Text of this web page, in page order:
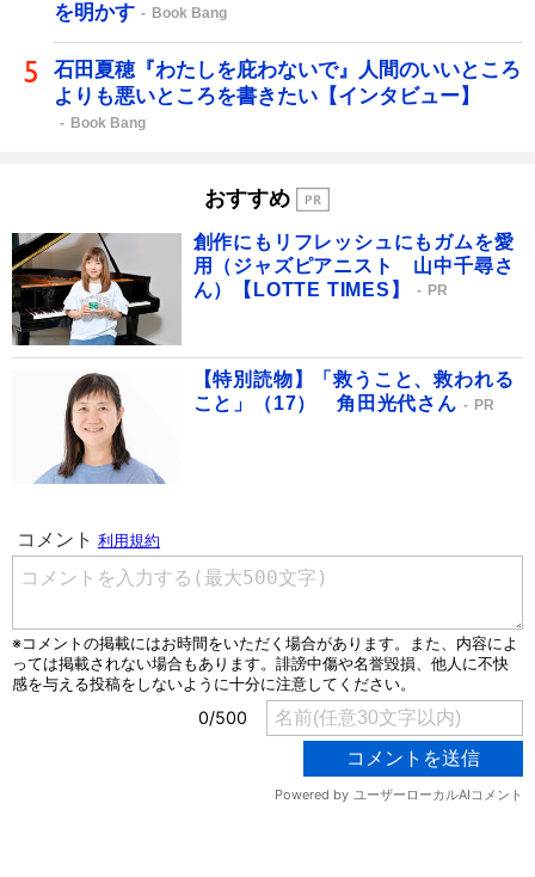
を明かす
Book Bang
石田夏穂『わたしを庇わないで』人間のいいところ
よりも悪いところを書きたい【インタビュー】
Book Bang
おすすめ
創作にもリフレッシュにもガムを愛
用（ジャズピアニスト 山中千尋さ
ん）【LOTTE TIMES】
PR
【特別読物】「救うこと、救われる
こと」（17） 角田光代さん
PR